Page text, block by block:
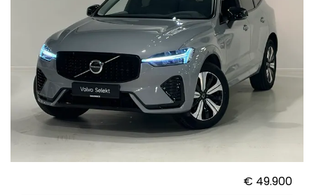
€ 49.900